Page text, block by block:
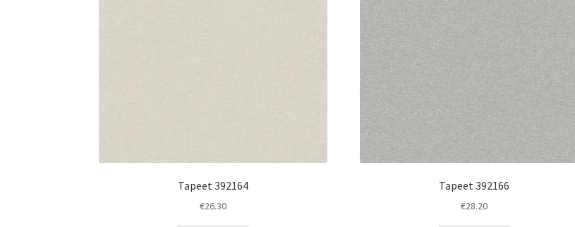
Tapeet 392164
€26.30
Tapeet 392166
€28.20